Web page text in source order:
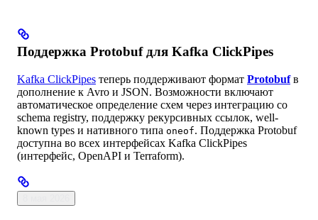
Поддержка Protobuf для Kafka ClickPipes
Kafka ClickPipes теперь поддерживают формат Protobufв
дополнение к Avro и JSON. Возможности включают
автоматическое определение схем через интеграцию со
schema registry, поддержку рекурсивных ссылок, well-
known types и нативного типа oneof. Поддержка Protobuf
доступна во всех интерфейсах Kafka ClickPipes
(интерфейс, OpenAPI и Terraform).